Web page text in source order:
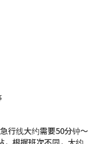
行线大约需要50分钟〜